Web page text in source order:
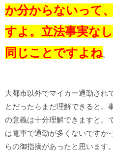
か分からないって
すよ。立法事実な
同じことですよね。
大都市以外でマイカー通勤され
とだったらまだ理解できると。
の意義は十分理解できますと。
は電車で通勤が多くないですか
らの御指摘があったと思います